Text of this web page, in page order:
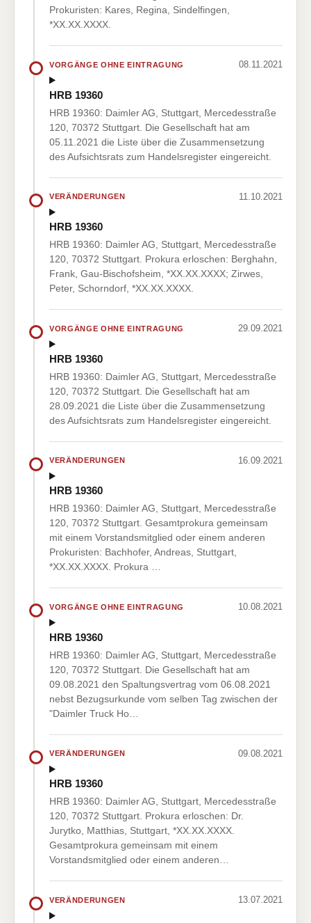
Prokuristen: Kares, Regina, Sindelfingen,
*XX.XX.XXXX.
VORGÄNGE OHNE EINTRAGUNG 08.11.2021
HRB 19360
HRB 19360: Daimler AG, Stuttgart, Mercedesstraße
120, 70372 Stuttgart. Die Gesellschaft hat am
05.11.2021 die Liste über die Zusammensetzung
des Aufsichtsrats zum Handelsregister eingereicht.
VERÄNDERUNGEN 11.10.2021
HRB 19360
HRB 19360: Daimler AG, Stuttgart, Mercedesstraße
120, 70372 Stuttgart. Prokura erloschen: Berghahn,
Frank, Gau-Bischofsheim, *XX.XX.XXXX; Zirwes,
Peter, Schorndorf, *XX.XX.XXXX.
VORGÄNGE OHNE EINTRAGUNG 29.09.2021
HRB 19360
HRB 19360: Daimler AG, Stuttgart, Mercedesstraße
120, 70372 Stuttgart. Die Gesellschaft hat am
28.09.2021 die Liste über die Zusammensetzung
des Aufsichtsrats zum Handelsregister eingereicht.
VERÄNDERUNGEN 16.09.2021
HRB 19360
HRB 19360: Daimler AG, Stuttgart, Mercedesstraße
120, 70372 Stuttgart. Gesamtprokura gemeinsam
mit einem Vorstandsmitglied oder einem anderen
Prokuristen: Bachhofer, Andreas, Stuttgart,
*XX.XX.XXXX. Prokura …
VORGÄNGE OHNE EINTRAGUNG 10.08.2021
HRB 19360
HRB 19360: Daimler AG, Stuttgart, Mercedesstraße
120, 70372 Stuttgart. Die Gesellschaft hat am
09.08.2021 den Spaltungsvertrag vom 06.08.2021
nebst Bezugsurkunde vom selben Tag zwischen der
"Daimler Truck Ho…
VERÄNDERUNGEN 09.08.2021
HRB 19360
HRB 19360: Daimler AG, Stuttgart, Mercedesstraße
120, 70372 Stuttgart. Prokura erloschen: Dr.
Jurytko, Matthias, Stuttgart, *XX.XX.XXXX.
Gesamtprokura gemeinsam mit einem
Vorstandsmitglied oder einem anderen…
VERÄNDERUNGEN 13.07.2021